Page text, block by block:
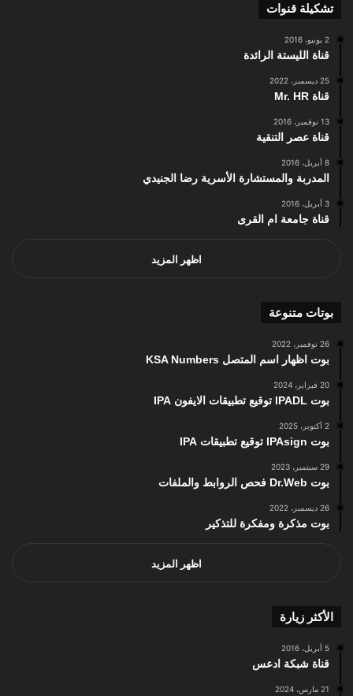
تشكيلة قنوات
2 يونيو، 2016
قناة الليستة الرائدة
25 ديسمبر، 2022
قناة Mr. HR
13 نوفمبر، 2016
قناة عصر التنقية
8 أبريل، 2016
المدربة والمستشارة الأسرية رضا الجنيدي
3 أبريل، 2016
قناة جامعة ام القرى
اظهر المزيد
بوتات متنوعة
26 نوفمبر، 2022
بوت اظهار اسم المتصل KSA Numbers
20 فبراير، 2024
بوت IPADL توقيع تطبيقات الايفون IPA
2 أكتوبر، 2025
بوت IPAsign توقيع تطبيقات IPA
29 سبتمبر، 2023
بوت Dr.Web فحص الروابط والملفات
26 ديسمبر، 2022
بوت مذكرة ومفكرة للتذكير
اظهر المزيد
الأكثر زيارة
5 أبريل، 2016
قناة شبكة ادعس
21 مارس، 2024